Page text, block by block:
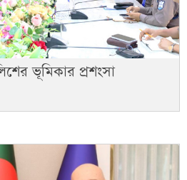
ভূমিকার প্রশংসা